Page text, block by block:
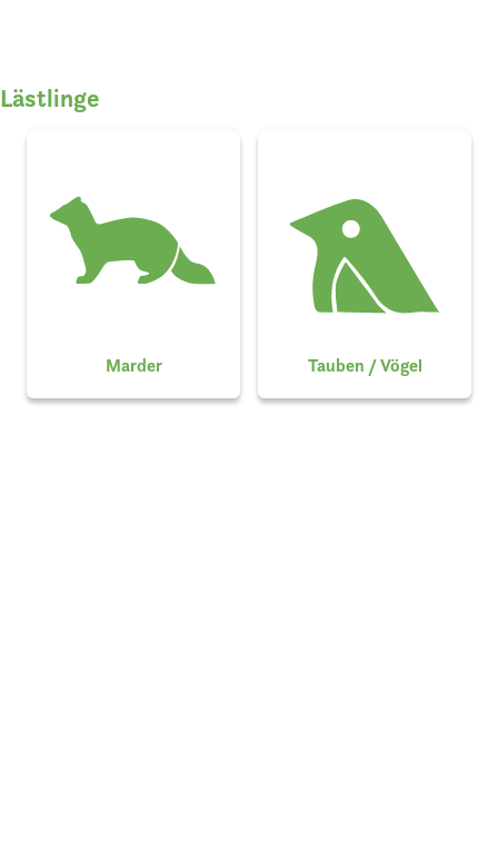
Lästlinge
Marder Tauben / Vögel